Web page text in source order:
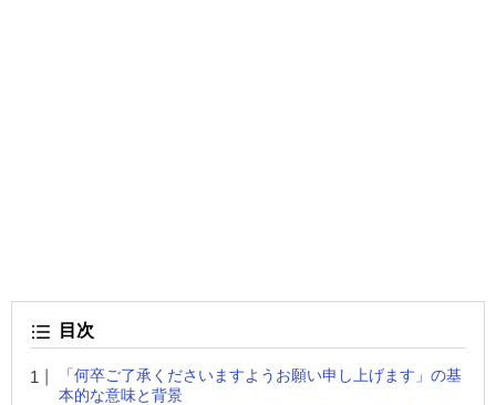
目次
「何卒ご了承くださいますようお願い申し上げます」の基
本的な意味と背景